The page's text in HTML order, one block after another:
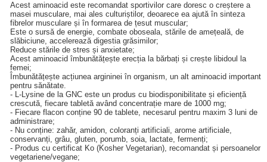
Acest aminoacid este recomandat sportivilor care doresc o creștere a
masei musculare, mai ales culturiștilor, deoarece ea ajută în sinteza
fibrelor musculare și în formarea de țesut muscular;
Este o sursă de energie, combate oboseala, stările de amețeală, de
slăbiciune, accelerează digestia grăsimilor;
Reduce stările de stres și anxietate;
Acest aminoacid îmbunătățește erecția la bărbați și crește libidoul la
femei;
Îmbunătățește acțiunea argininei în organism, un alt aminoacid important
pentru sănătate.
- L-Lysine de la GNC este un produs cu biodisponibilitate și eficiență
crescută, fiecare tabletă având concentrație mare de 1000 mg;
- Fiecare flacon conține 90 de tablete, necesarul pentru maxim 3 luni de
administrare;
- Nu conține: zahăr, amidon, coloranți artificiali, arome artificiale,
conservanți, grâu, gluten, porumb, soia, lactate, fermenți;
- Produs cu certificat Ko (Kosher Vegetarian), recomandat și persoanelor
vegetariene/vegane;